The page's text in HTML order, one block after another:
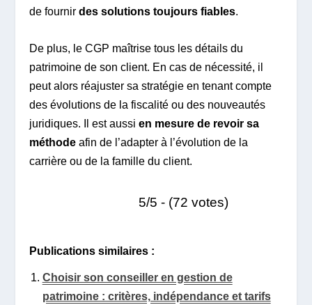
de fournirdes solutions toujours fiables.
De plus, le CGP maîtrise tous les détails du
patrimoine de son client. En cas de nécessité, il
peut alors réajuster sa stratégie en tenant compte
des évolutions de la fiscalité ou des nouveautés
juridiques. Il est aussien mesure de revoir sa
méthode afin de l’adapter à l’évolution de la
carrière ou de la famille du client.
5/5 - (72 votes)
Publications similaires :
Choisir son conseiller en gestion de
patrimoine : critères, indépendance et tarifs